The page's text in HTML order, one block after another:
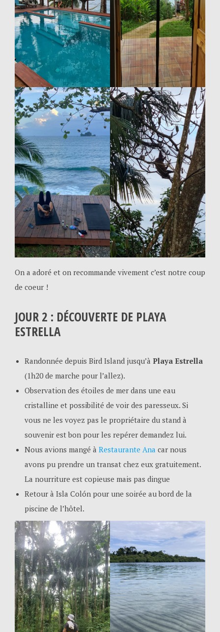
On a adoré et on recommande vivement c’est notre coup
de coeur !
JOUR 2 : DÉCOUVERTE DE PLAYA
ESTRELLA
Randonnée depuis Bird Island jusqu’à Playa Estrella
(1h20 de marche pour l’allez).
Observation des étoiles de mer dans une eau
cristalline et possibilité de voir des paresseux. Si
vous ne les voyez pas le propriétaire du stand à
souvenir est bon pour les repérer demandez lui.
Nous avions mangé à Restaurante Ana car nous
avons pu prendre un transat chez eux gratuitement.
La nourriture est copieuse mais pas dingue
Retour à Isla Colón pour une soirée au bord de la
piscine de l’hôtel.